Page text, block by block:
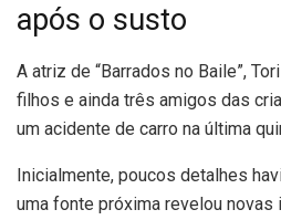
após o susto
A atriz de “Barrados no Baile”,
filhos e ainda três amigos das
um acidente de carro na última
Inicialmente, poucos detalhes
uma fonte próxima revelou